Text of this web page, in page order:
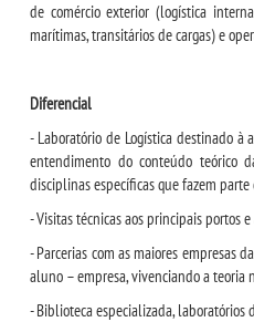
de comércio exterior (logística
marítimas, transitários de cargas) e
Diferencial
- Laboratório de Logística destinado
entendimento do conteúdo teórico
disciplinas específicas que fazem
- Visitas técnicas aos principais portos
- Parcerias com as maiores empresas
aluno – empresa, vivenciando a teoria
- Biblioteca especializada,